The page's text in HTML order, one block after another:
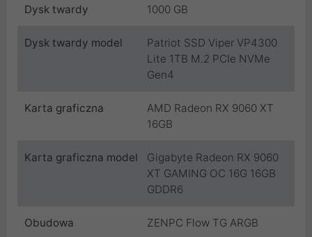
Dysk twardy 1000 GB
Dysk twardy model
Patriot SSD Viper VP4300
Lite 1TB M.2 PCIe NVMe
Gen4
Karta graficzna
AMD Radeon RX 9060 XT
16GB
Karta graficzna model
Gigabyte Radeon RX 9060
XT GAMING OC 16G 16GB
GDDR6
Obudowa ZENPC Flow TG ARGB